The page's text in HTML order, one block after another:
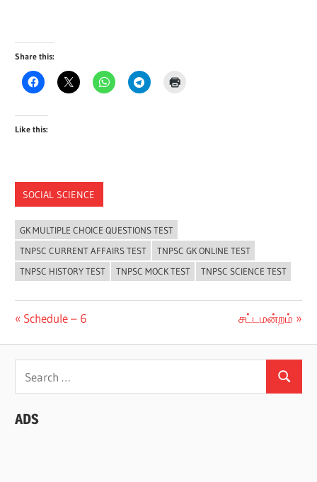
Share this:
Like this:
SOCIAL SCIENCE
GK MULTIPLE CHOICE QUESTIONS TEST
TNPSC CURRENT AFFAIRS TEST
TNPSC GK ONLINE TEST
TNPSC HISTORY TEST
TNPSC MOCK TEST TNPSC SCIENCE TEST
Post
navigation
Previous
Schedule – 6
Next
சட்டமன்றம்
for:
Search
ADS